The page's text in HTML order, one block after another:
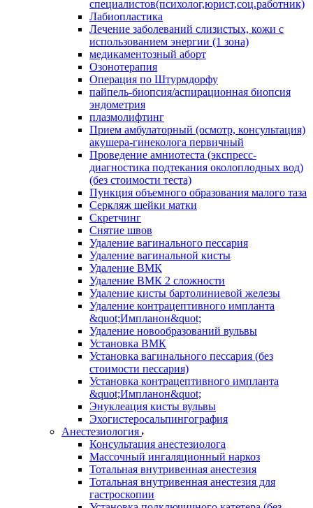
специалистов(психолог,юрист,соц.работник)
Лабиопластика
Лечение заболеваний слизистых, кожи с
использованием энергии (1 зона)
медикаментозный аборт
Озонотерапия
Операция по Штурмдорфу
пайпель-биопсия/аспирационная биопсия
эндометрия
плазмолифтинг
Прием амбулаторный (осмотр, консультация)
акушера-гинеколога первичный
Проведение амниотеста (экспресс-
диагностика подтекания околоплодных вод)
(без стоимости теста)
Пункция объемного образования малого таза
Серкляж шейки матки
Скретчинг
Снятие швов
Удаление вагинального пессария
Удаление вагинальной кисты
Удаление ВМК
Удаление ВМК 2 сложности
Удаление кисты бартолиниевой железы
Удаление контрацептивного импланта
&quot;Импланон&quot;
Удаление новообразований вульвы
Установка ВМК
Установка вагинального пессария (без
стоимости пессария)
Установка контрацептивного импланта
&quot;Импланон&quot;
Энуклеация кисты вульвы
Эхогистеросальпингография
Анестезиология
Консультация анестезиолога
Массочный ингаляционный наркоз
Тотальная внутривенная анестезия
Тотальная внутривенная анестезия для
гастроскопии